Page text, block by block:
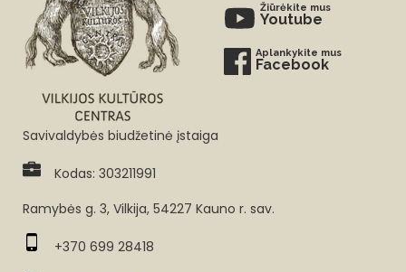
Žiūrėkite mus
Youtube
Aplankykite mus
Facebook
Savivaldybės biudžetinė įstaiga
Kodas: 303211991
Ramybės g. 3, Vilkija, 54227 Kauno r. sav.
+370 699 28418